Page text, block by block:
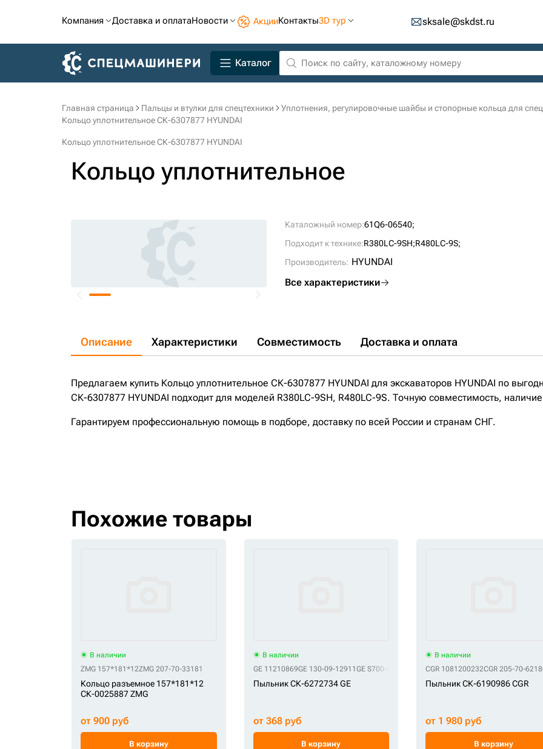
Компания Доставка и оплатаНовости АкцииКонтакты3D тур sksale@skdst.ru
Каталог
Главная страница Пальцы и втулки для спецтехники
Уплотнения, регулировочные шайбы и стопорные кольца для
Кольцо уплотнительное СК-6307877 HYUNDAI
Кольцо уплотнительное СК-6307877 HYUNDAI
Кольцо уплотнительное
Каталожный номер:61Q6-06540;
Подходит к технике:R380LC-9SH;R480LC-9S;
Производитель: HYUNDAI
Все характеристики
Описание Характеристики Совместимость Доставка и оплата
Предлагаем купить Кольцо уплотнительное СК-6307877 HYUNDAI для экскаваторов HYUNDAI по
СК-6307877 HYUNDAI подходит для моделей R380LC-9SH, R480LC-9S. Точную совместимость,
Гарантируем профессиональную помощь в подборе, доставку по всей России и странам СНГ.
Похожие товары
В наличии
ZMG 157*181*12ZMG 207-70-33181
Кольцо разъемное 157*181*12
СК-0025887 ZMG
от 900 руб
В корзину
В наличии
GE 11210869GE 130-09-12911GE S700-070206 GE Y000-070200GE Y020-070011
Пыльник СК-6272734 GE
от 368 руб
В корзину
В наличии
CGR 1081200232CGR 205-70-
Пыльник СК-6190986 CGR
от 1 980 руб
В корзину